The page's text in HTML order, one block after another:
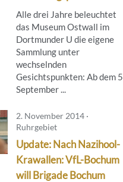
Alle drei Jahre beleuchtet
das Museum Ostwall im
Dortmunder U die eigene
Sammlung unter
wechselnden
Gesichtspunkten: Ab dem 5.
September ...
2. November 2014 ·
Ruhrgebiet
Update: Nach Nazihool-
Krawallen: VfL-Bochum
will Brigade Bochum